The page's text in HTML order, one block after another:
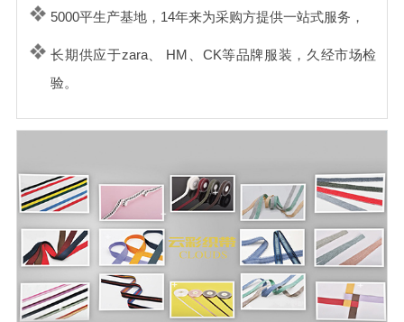
5000平生产基地，14年来为采购方提供一站式服务，
长期供应于zara、 HM、CK等品牌服装，久经市场检
验。